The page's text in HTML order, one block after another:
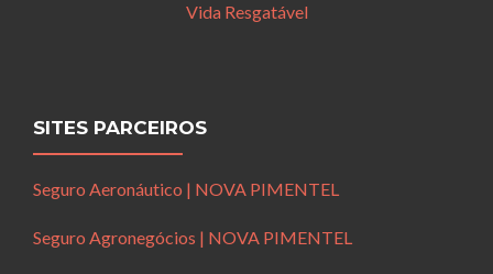
Vida Resgatável
SITES PARCEIROS
Seguro Aeronáutico | NOVA PIMENTEL
Seguro Agronegócios | NOVA PIMENTEL